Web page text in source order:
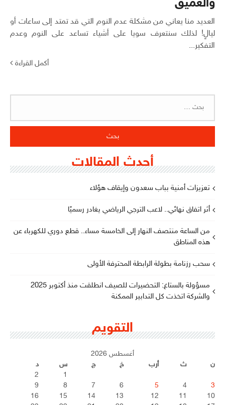
والعميق
العديد منا يعاني من مشكلة عدم النوم التي قد تمتد إلى ساعات أو
ليالٍ! لذلك سنتعرف سويا على أشياء تساعد على النوم وعدم
التفكير...
أكمل القراءة
أحدث المقالات
تعزيزات أمنية بباب سعدون وإيقاف هؤلاء
أثر اتفاق نهائي.. لاعب الترجي الرياضي يغادر رسميًا
من الساعة منتصف النهار إلى الخامسة مساء.. قطع دوري للكهرباء عن
هذه المناطق
سحب رزنامة بطولة الرابطة المحترفة الأولى
مسؤولة بالستاغ: التحضيرات للصيف انطلقت منذ أكتوبر 2025
والشركة اتخذت كل التدابير الممكنة
التقويم
أغسطس 2026
ن
ث أرب خ ج س
د
1
2
3
4
5
6
7
8
9
10
11
12
13
14
15
16